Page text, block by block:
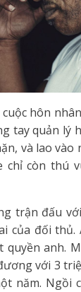
hôn
tay quản lý
và lao vào
chỉ còn thú
trận đấu
của đối thủ.
quyền anh.
với 3
năm. Ngồi